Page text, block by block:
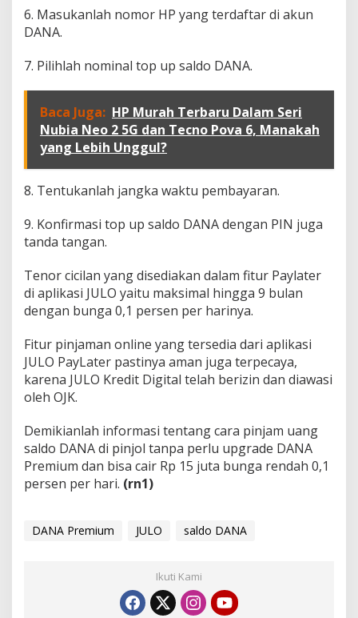
6. Masukanlah nomor HP yang terdaftar di akun
DANA.
7. Pilihlah nominal top up saldo DANA.
Baca Juga: HP Murah Terbaru Dalam Seri
Nubia Neo 2 5G dan Tecno Pova 6, Manakah
yang Lebih Unggul?
8. Tentukanlah jangka waktu pembayaran.
9. Konfirmasi top up saldo DANA dengan PIN juga
tanda tangan.
Tenor cicilan yang disediakan dalam fitur Paylater
di aplikasi JULO yaitu maksimal hingga 9 bulan
dengan bunga 0,1 persen per harinya.
Fitur pinjaman online yang tersedia dari aplikasi
JULO PayLater pastinya aman juga terpecaya,
karena JULO Kredit Digital telah berizin dan diawasi
oleh OJK.
Demikianlah informasi tentang cara pinjam uang
saldo DANA di pinjol tanpa perlu upgrade DANA
Premium dan bisa cair Rp 15 juta bunga rendah 0,1
persen per hari. (rn1)
DANA Premium JULO saldo DANA
Ikuti Kami